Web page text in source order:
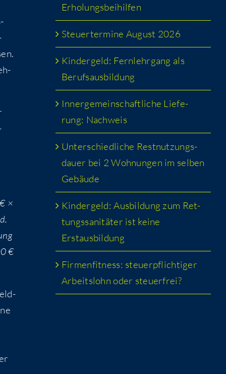
×
€
Erholungsbeihilfen
Steu­er­ter­mi­ne August 2026
Kin­der­geld: Fern­lehr­gang als
Berufsausbildung
Inner­ge­mein­schaft­li­che Lie­fe­
rung: Nachweis
Unter­schied­li­che Rest­nut­zungs­
dau­er bei 2 Woh­nun­gen im sel­ben
Gebäude
Kin­der­geld: Aus­bil­dung zum Ret­
tungs­sa­ni­tä­ter ist kei­ne
Erstausbildung
Fir­men­fit­ness: steu­er­pflich­ti­ger
Arbeits­lohn oder steuerfrei?